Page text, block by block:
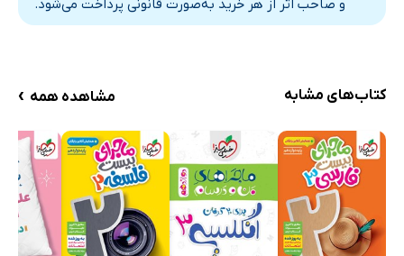
و صاحب اثر از هر خرید به‌صورت قانونی پرداخت می‌شود.
کتاب‌های مشابه مشاهده همه ›